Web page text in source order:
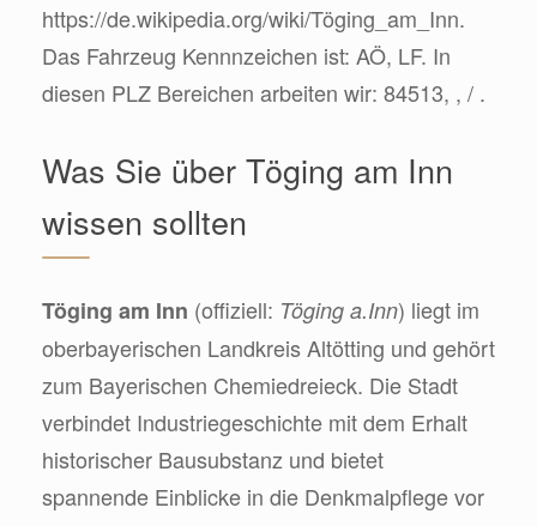
https://de.wikipedia.org/wiki/Töging_am_Inn.
Das Fahrzeug Kennnzeichen ist: AÖ, LF. In
diesen PLZ Bereichen arbeiten wir: 84513, , / .
Was Sie über Töging am Inn
wissen sollten
Töging am Inn (offiziell: Töging a.Inn) liegt im
oberbayerischen Landkreis Altötting und gehört
zum Bayerischen Chemiedreieck. Die Stadt
verbindet Industriegeschichte mit dem Erhalt
historischer Bausubstanz und bietet
spannende Einblicke in die Denkmalpflege vor